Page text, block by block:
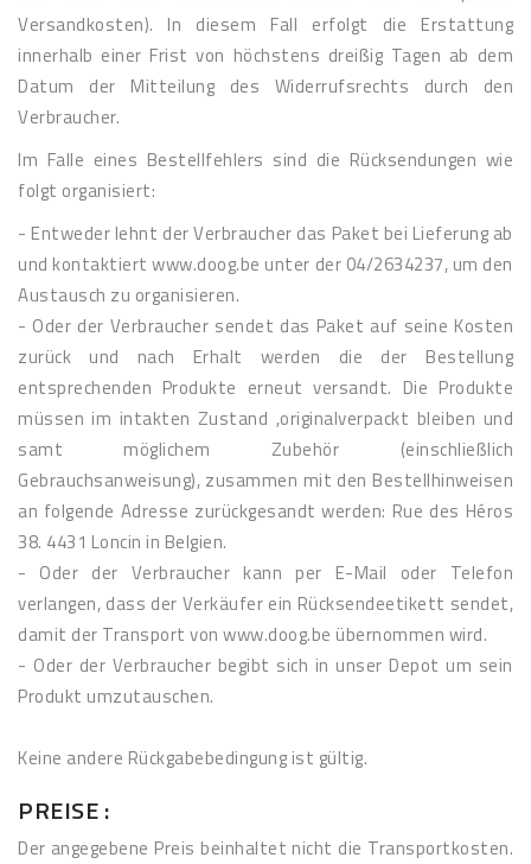
Versandkosten). In diesem Fall erfolgt die Erstattung
innerhalb einer Frist von höchstens dreißig Tagen ab dem
Datum der Mitteilung des Widerrufsrechts durch den
Verbraucher.
Im Falle eines Bestellfehlers sind die Rücksendungen wie
folgt organisiert:
- Entweder lehnt der Verbraucher das Paket bei Lieferung ab
und kontaktiert www.doog.be unter der 04/2634237, um den
Austausch zu organisieren.
- Oder der Verbraucher sendet das Paket auf seine Kosten
zurück und nach Erhalt werden die der Bestellung
entsprechenden Produkte erneut versandt. Die Produkte
müssen im intakten Zustand ,originalverpackt bleiben und
samt möglichem Zubehör (einschließlich
Gebrauchsanweisung), zusammen mit den Bestellhinweisen
an folgende Adresse zurückgesandt werden: Rue des Héros
38. 4431 Loncin in Belgien.
- Oder der Verbraucher kann per E-Mail oder Telefon
verlangen, dass der Verkäufer ein Rücksendeetikett sendet,
damit der Transport von www.doog.be übernommen wird.
- Oder der Verbraucher begibt sich in unser Depot um sein
Produkt umzutauschen.
Keine andere Rückgabebedingung ist gültig.
PREISE :
Der angegebene Preis beinhaltet nicht die Transportkosten.